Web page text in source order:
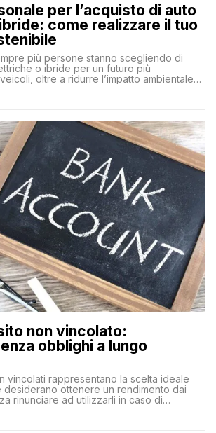
per l’acquisto di auto
come realizzare il tuo
più persone stanno scegliendo di
o ibride per un futuro più
oltre a ridurre l’impatto ambientale,
a lungo termine, come minori costi
non vincolato:
obblighi a lungo
vincolati rappresentano la scelta ideale
ottenere un rendimento dai
rinunciare ad utilizzarli in caso di
delle forme vincolate tradizionali,